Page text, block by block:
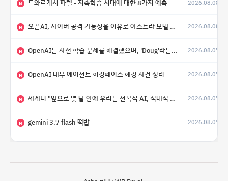
N 드와르케시 파텔 - 지속학습 시대에 대한 8가지 예측 2026.08.08
N 오픈AI, 사이버 공격 가능성을 이유로 아스트라 모델 출시 연기 2026.08.08
N OpenAI는 사전 학습 문제를 해결했으며, 'Doug'라는 코드명을 가진 훨씬 더 큰 모델을 활발히 개발 중 2026.08.07
N OpenAI 내부 에이전트 허깅페이스 해킹 사건 정리 2026.08.07
N 세게디 "앞으로 몇 달 안에 우리는 전복적 AI, 적대적 AI 둘 다 보게 될 것" 2026.08.07
N gemini 3.7 flash 떡밥 2026.08.07